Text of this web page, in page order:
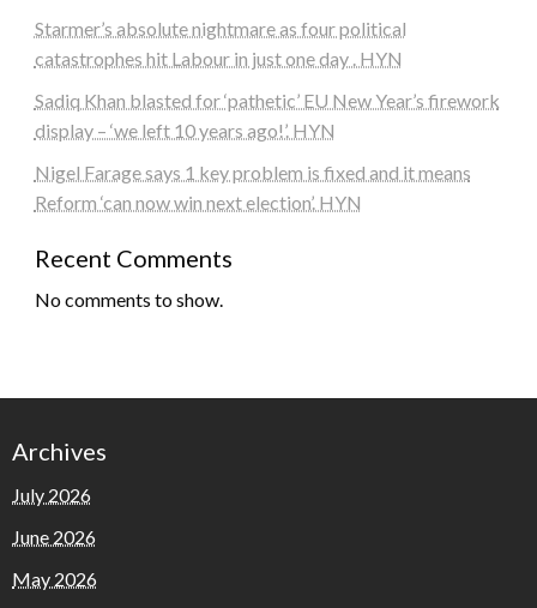
Starmer’s absolute nightmare as four political
catastrophes hit Labour in just one day . HYN
Sadiq Khan blasted for ‘pathetic’ EU New Year’s firework
display – ‘we left 10 years ago!’. HYN
Nigel Farage says 1 key problem is fixed and it means
Reform ‘can now win next election’. HYN
Recent Comments
No comments to show.
Archives
July 2026
June 2026
May 2026